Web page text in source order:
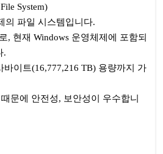
System)
의 파일 시스템입니다.
, 현재 Windows 운영체제에 포함되
.
이트(16,777,216 TB) 용량까지 가
문에 안전성, 보안성이 우수합니